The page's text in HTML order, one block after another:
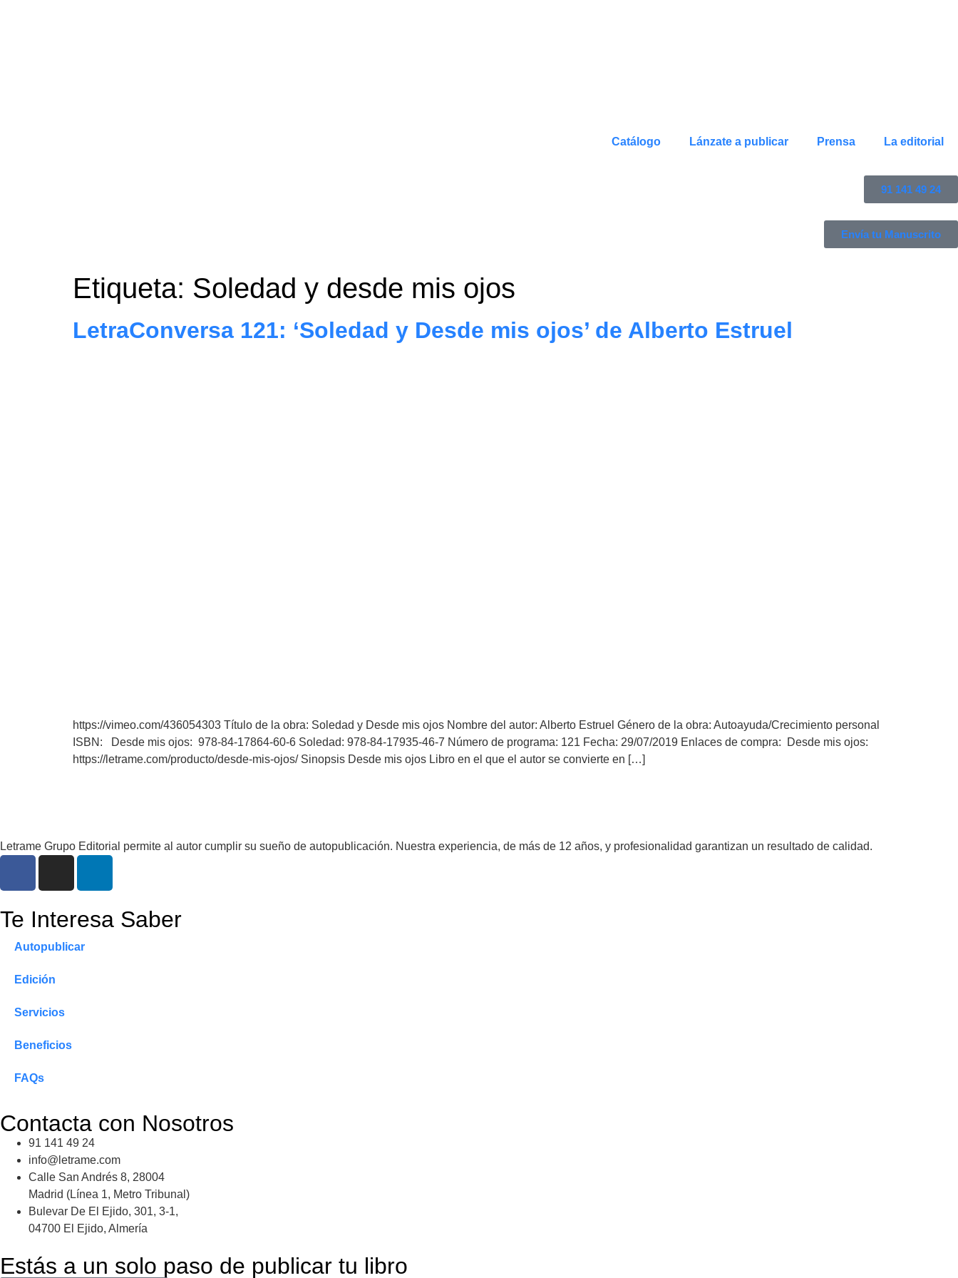
Catálogo Lánzate a publicar Prensa La editorial
91 141 49 24
Envía tu Manuscrito
Etiqueta: Soledad y desde mis ojos
LetraConversa 121: ‘Soledad y Desde mis ojos’ de Alberto Estruel
https://vimeo.com/436054303 Título de la obra: Soledad y Desde mis ojos Nombre del autor: Alberto Estruel Género de la obra: Autoayuda/Crecimiento personal
ISBN: Desde mis ojos: 978-84-17864-60-6 Soledad: 978-84-17935-46-7 Número de programa: 121 Fecha: 29/07/2019 Enlaces de compra: Desde mis ojos:
https://letrame.com/producto/desde-mis-ojos/ Sinopsis Desde mis ojos Libro en el que el autor se convierte en […]
Letrame Grupo Editorial permite al autor cumplir su sueño de autopublicación. Nuestra experiencia, de más de 12 años, y profesionalidad garantizan un resultado de calidad.
Te Interesa Saber
Autopublicar
Edición
Servicios
Beneficios
FAQs
Contacta con Nosotros
91 141 49 24
info@letrame.com
Calle San Andrés 8, 28004
Madrid (Línea 1, Metro Tribunal)
Bulevar De El Ejido, 301, 3-1,
04700 El Ejido, Almería
Estás a un solo paso de publicar tu libro